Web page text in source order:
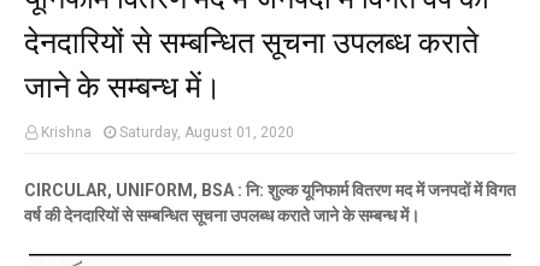
देनदारियों से सम्बन्धित सूचना उपलब्ध कराते
जाने के सम्बन्ध में।
Krishna Saturday, August 01, 2020
CIRCULAR, UNIFORM, BSA : नि: शुल्क यूनिफार्म वितरण मद में जनपदों में विगत
वर्ष की देनदारियों से सम्बन्धित सूचना उपलब्ध कराते जाने के सम्बन्ध में।